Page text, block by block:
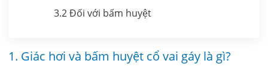
3.2 Đối với bấm huyệt
1. Giác hơi và bấm huyệt cổ vai gáy là gì?